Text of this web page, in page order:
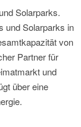
Solarparks.
und Solarparks in
von
Partner für
und
über eine